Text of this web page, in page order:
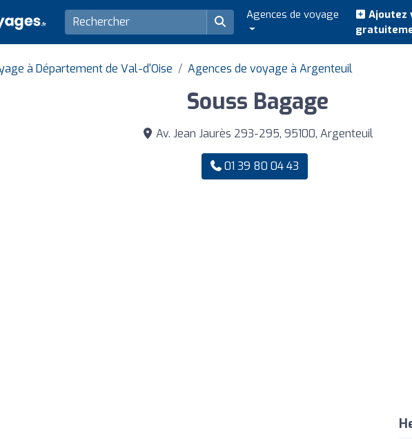
Agences de voyage
Ajoutez
à Département de Val-d'Oise Agences de voyage à Argenteuil
Souss Bagage
Av. Jean Jaurès 293-295, 95100, Argenteuil
01 39 80 04 43